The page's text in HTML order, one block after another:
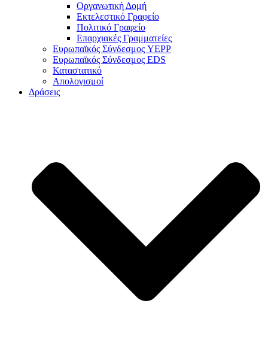
Οργανωτική Δομή
Εκτελεστικό Γραφείο
Πολιτικό Γραφείο
Επαρχιακές Γραμματείες
Ευρωπαϊκός Σύνδεσμος YEPP
Ευρωπαϊκός Σύνδεσμος EDS
Καταστατικό
Απολογισμοί
Δράσεις